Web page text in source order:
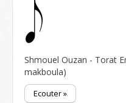
Shmouel Ouzan - Torat
makboula)
Ecouter »